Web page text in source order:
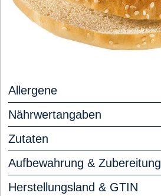
Allergene
Nährwertangaben
Zutaten
Aufbewahrung & Zubereitung
Herstellungsland & GTIN